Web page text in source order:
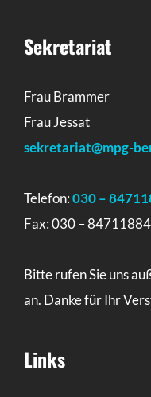
Sekretariat
Frau Brammer
Frau Jessat
sekretariat@mpg-
Telefon:030 –
Fax: 030 –
Bitte rufen Sie uns
an. Danke für Ihr
Links